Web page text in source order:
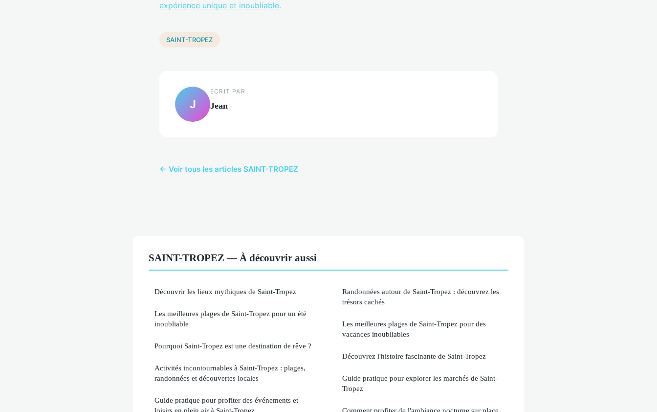
expérience unique et inoubliable.
SAINT-TROPEZ
J
ECRIT PAR
Jean
← Voir tous les articles SAINT-TROPEZ
SAINT-TROPEZ — À découvrir aussi
Découvrir les lieux mythiques de Saint-Tropez
Les meilleures plages de Saint-Tropez pour un été
inoubliable
Pourquoi Saint-Tropez est une destination de rêve ?
Activités incontournables à Saint-Tropez : plages,
randonnées et découvertes locales
Guide pratique pour profiter des événements et
loisirs en plein air à Saint-Tropez
Randonnées autour de Saint-Tropez : découvrez les
trésors cachés
Les meilleures plages de Saint-Tropez pour des
vacances inoubliables
Découvrez l'histoire fascinante de Saint-Tropez
Guide pratique pour explorer les marchés de Saint-
Tropez
Comment profiter de l'ambiance nocturne sur place